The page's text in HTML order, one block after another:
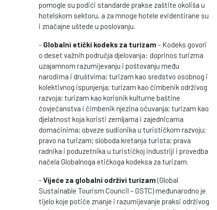
pomogle su podići standarde prakse zaštite okoliša u
hotelskom sektoru, a za mnoge hotele evidentirane su
i značajne uštede u poslovanju.
- Globalni etički kodeks za turizam - Kodeks govori
o deset važnih područja djelovanja: doprinos turizma
uzajamnom razumijevanju i poštovanju među
narodima i društvima; turizam kao sredstvo osobnog i
kolektivnog ispunjenja; turizam kao čimbenik održivog
razvoja; turizam kao korisnik kulturne baštine
čovječanstva i čimbenik njezina očuvanja; turizam kao
djelatnost koja koristi zemljama i zajednicama
domaćinima; obveze sudionika u turističkom razvoju;
pravo na turizam; sloboda kretanja turista; prava
radnika i poduzetnika u turističkoj industriji i provedba
načela Globalnoga etičkoga kodeksa za turizam.
-Vijeće za globalni održivi turizam(Global
Sustainable Tourism Council – GSTC) međunarodno je
tijelo koje potiče znanje i razumijevanje praksi održivog